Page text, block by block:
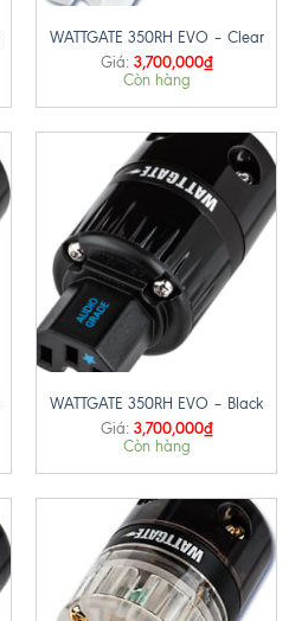
WATTGATE 350RH EVO – Clear
Giá: 3,700,000₫
Còn hàng
WATTGATE 350RH EVO – Black
Giá: 3,700,000₫
Còn hàng